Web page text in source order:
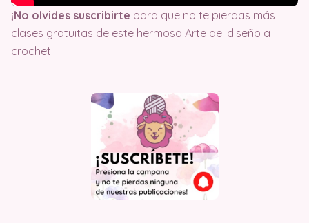
¡No olvides suscribirte para que no te pierdas más
clases gratuitas de este hermoso Arte del diseño a
crochet!!